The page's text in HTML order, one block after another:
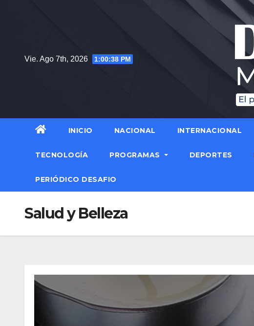
Vie. Ago 7th, 2026 1:00:39 PM
INICIO NACIONAL INTERNACIONAL
TECNOLOGÍA PROGRAMAS DEPORTES
PERIÓDICO DESAFIO
Salud y Belleza